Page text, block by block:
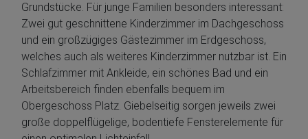
Grundstücke. Für junge Familien besonders interessant:
Zwei gut geschnittene Kinderzimmer im Dachgeschoss
und ein großzügiges Gästezimmer im Erdgeschoss,
welches auch als weiteres Kinderzimmer nutzbar ist. Ein
Schlafzimmer mit Ankleide, ein schönes Bad und ein
Arbeitsbereich finden ebenfalls bequem im
Obergeschoss Platz. Giebelseitig sorgen jeweils zwei
große doppelflügelige, bodentiefe Fensterelemente für